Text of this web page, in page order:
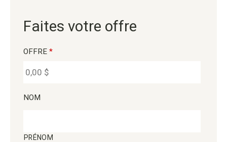
Faites votre offre
OFFRE *
NOM
PRÉNOM